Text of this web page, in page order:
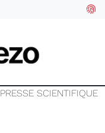
PRESSE SCIENTIFIQUE